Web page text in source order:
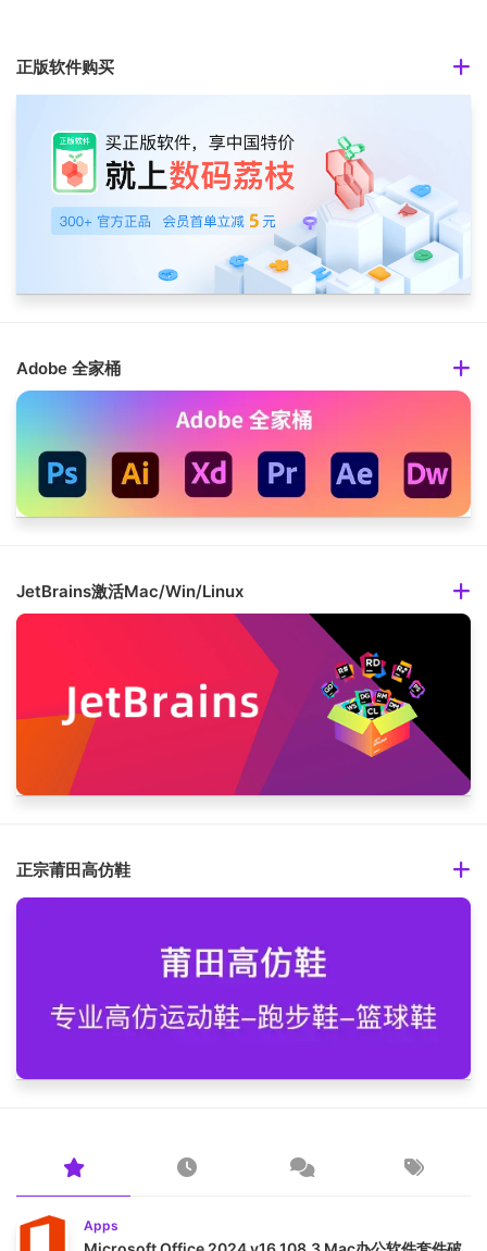
正版软件购买
Adobe 全家桶
JetBrains激活Mac/Win/Linux
正宗莆田高仿鞋
Apps